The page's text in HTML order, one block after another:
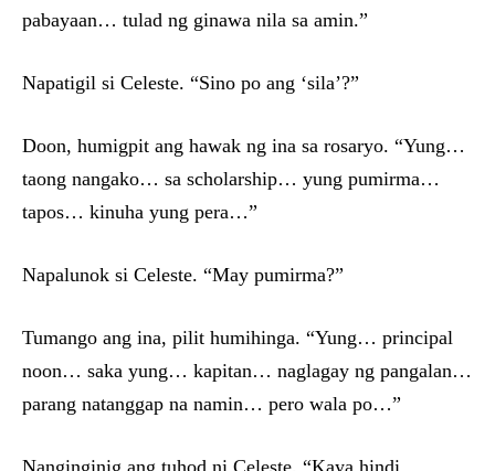
pabayaan… tulad ng ginawa nila sa amin.”
Napatigil si Celeste. “Sino po ang ‘sila’?”
Doon, humigpit ang hawak ng ina sa rosaryo. “Yung…
taong nangako… sa scholarship… yung pumirma…
tapos… kinuha yung pera…”
Napalunok si Celeste. “May pumirma?”
Tumango ang ina, pilit humihinga. “Yung… principal
noon… saka yung… kapitan… naglagay ng pangalan…
parang natanggap na namin… pero wala po…”